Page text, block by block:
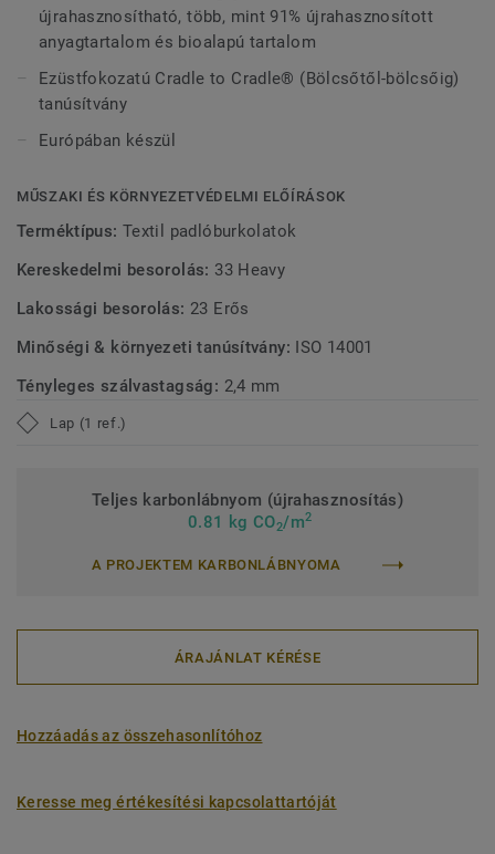
kőolaj alapú összetevőket.
*A GUI tesztjelentés alapján AirMaster® 090225-01 DF
DESSO AirMaster®-rel szemben a szabványos sima
padlóval és a szabványos strukturált hurkos szőnyeggel
szemben (középértékek).
újrahasznosítható, több, mint 91% újrahasznosított
anyagtartalom és bioalapú tartalom
Ezüstfokozatú Cradle to Cradle® (Bölcsőtől-bölcsőig)
tanúsítvány
Európában készül
MŰSZAKI ÉS KÖRNYEZETVÉDELMI ELŐÍRÁSOK
Terméktípus: Textil padlóburkolatok
Kereskedelmi besorolás: 33 Heavy
Lakossági besorolás: 23 Erős
Minőségi & környezeti tanúsítvány: ISO 14001
Tényleges szálvastagság: 2,4 mm
Lap (1 ref.)
Teljes karbonlábnyom (újrahasznosítás)
0.81 kg CO2/m2
A PROJEKTEM KARBONLÁBNYOMA
ÁRAJÁNLAT KÉRÉSE
Hozzáadás az összehasonlítóhoz
Keresse meg értékesítési kapcsolattartóját